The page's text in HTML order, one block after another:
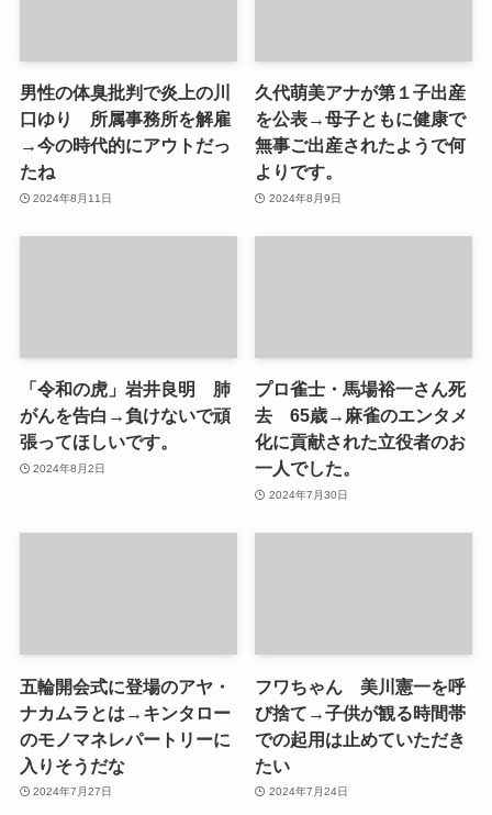
男性の体臭批判で炎上の川
口ゆり 所属事務所を解雇
→今の時代的にアウトだっ
たね
2024年8月11日
久代萌美アナが第１子出産
を公表→母子ともに健康で
無事ご出産されたようで何
よりです。
2024年8月9日
「令和の虎」岩井良明 肺
がんを告白→負けないで頑
張ってほしいです。
2024年8月2日
プロ雀士・馬場裕一さん死
去 65歳→麻雀のエンタメ
化に貢献された立役者のお
一人でした。
2024年7月30日
五輪開会式に登場のアヤ・
ナカムラとは→キンタロー
のモノマネレパートリーに
入りそうだな
2024年7月27日
フワちゃん 美川憲一を呼
び捨て→子供が観る時間帯
での起用は止めていただき
たい
2024年7月24日